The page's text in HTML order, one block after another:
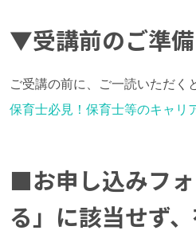
▼受講前のご準備
ご受講の前に、ご一読いただく
保育士必見！保育士等のキャ
■お申し込みフ
る」 に該当せず